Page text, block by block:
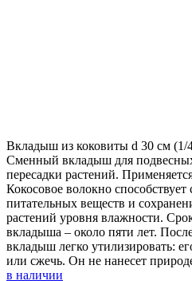
Вкладыш из коковиты d 30 см (1/
Сменный вкладыш для
пересадки растений.
Кокосовое волокно
питательных веществ и
растений уровня влажности.
вкладыша – около пяти лет.
вкладыш легко утилизировать:
или сжечь. Он не нанесет
в наличии